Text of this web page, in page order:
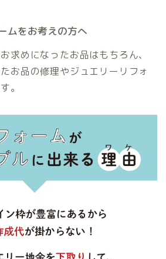
ムをお考えの方へ
求めになったお品はもちろん、
お品の修理やジュエリーリフォ
。